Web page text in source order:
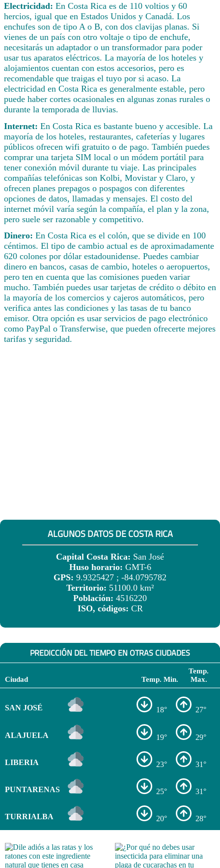
Electricidad: En Costa Rica es de 110 voltios y 60
hercios, igual que en Estados Unidos y Canadá. Los
enchufes son de tipo A o B, con dos clavijas planas. Si
vienes de un país con otro voltaje o tipo de enchufe,
necesitarás un adaptador o un transformador para poder
usar tus aparatos eléctricos. La mayoría de los hoteles y
alojamientos cuentan con estos accesorios, pero es
recomendable que traigas el tuyo por si acaso. La
electricidad en Costa Rica es generalmente estable, pero
puede haber cortes ocasionales en algunas zonas rurales o
durante la temporada de lluvias.
Internet: En Costa Rica es bastante bueno y accesible. La
mayoría de los hoteles, restaurantes, cafeterías y lugares
públicos ofrecen wifi gratuito o de pago. También puedes
comprar una tarjeta SIM local o un módem portátil para
tener conexión móvil durante tu viaje. Las principales
compañías telefónicas son Kolbi, Movistar y Claro, y
ofrecen planes prepagos o pospagos con diferentes
opciones de datos, llamadas y mensajes. El costo del
internet móvil varía según la compañía, el plan y la zona,
pero suele ser razonable y competitivo.
Dinero: En Costa Rica es el colón, que se divide en 100
céntimos. El tipo de cambio actual es de aproximadamente
620 colones por dólar estadounidense. Puedes cambiar
dinero en bancos, casas de cambio, hoteles o aeropuertos,
pero ten en cuenta que las comisiones pueden variar
mucho. También puedes usar tarjetas de crédito o débito en
la mayoría de los comercios y cajeros automáticos, pero
verifica antes las condiciones y las tasas de tu banco
emisor. Otra opción es usar servicios de pago electrónico
como PayPal o Transferwise, que pueden ofrecerte mejores
tarifas y seguridad.
ALGUNOS DATOS DE COSTA RICA
Capital Costa Rica: San José
Huso horario: GMT-6
GPS: 9.9325427 ; -84.0795782
Territorio: 51100.0 km²
Población: 4516220
ISO, códigos: CR
PREDICCIÓN DEL TIEMPO EN OTRAS CIUDADES
Ciudad Temp. Min.
Temp.
Max.
SAN JOSÉ 18° 27°
ALAJUELA 19° 29°
LIBERIA 23° 31°
PUNTARENAS 25° 31°
TURRIALBA 20° 28°